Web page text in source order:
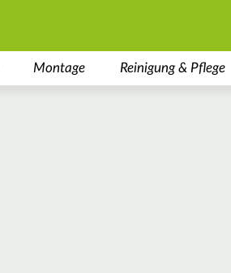
Montage Reinigung & Pflege